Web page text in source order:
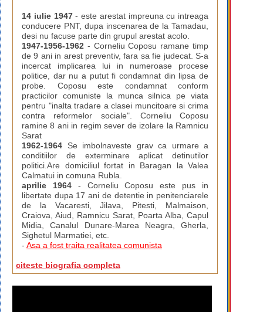
14 iulie 1947- este arestat impreuna cu intreaga
conducere PNT, dupa inscenarea de la Tamadau,
desi nu facuse parte din grupul arestat acolo.
1947-1956-1962 - Corneliu Coposu ramane timp
de 9 ani in arest preventiv, fara sa fie judecat. S-a
incercat implicarea lui in numeroase procese
politice, dar nu a putut fi condamnat din lipsa de
probe. Coposu este condamnat conform
practicilor comuniste la munca silnica pe viata
pentru "inalta tradare a clasei muncitoare si crima
contra reformelor sociale". Corneliu Coposu
ramine 8 ani in regim sever de izolare la Ramnicu
Sarat
1962-1964 Se imbolnaveste grav ca urmare a
conditiilor de exterminare aplicat detinutilor
politici.Are domiciliul fortat in Baragan la Valea
Calmatui in comuna Rubla.
aprilie 1964- Corneliu Coposu este pus in
libertate dupa 17 ani de detentie in penitenciarele
de la Vacaresti, Jilava, Pitesti, Malmaison,
Craiova, Aiud, Ramnicu Sarat, Poarta Alba, Capul
Midia, Canalul Dunare-Marea Neagra, Gherla,
Sighetul Marmatiei, etc.
- Asa a fost traita realitatea comunista
citeste biografia completa